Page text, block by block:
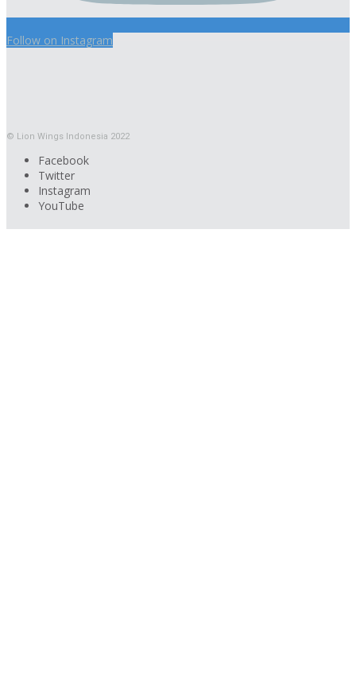
Follow on Instagram
© Lion Wings Indonesia 2022
Facebook
Twitter
Instagram
YouTube